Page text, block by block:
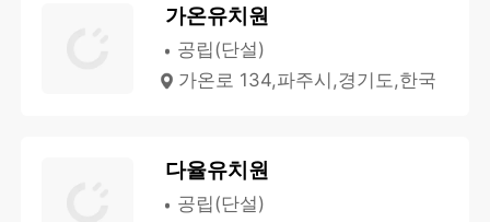
가온유치원
공립(단설)
가온로 134,파주시,경기도,한국
다율유치원
공립(단설)